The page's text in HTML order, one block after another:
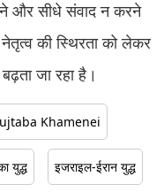
और सीधे संवाद न करने
की स्थिरता को लेकर
जा रहा है।
Khamenei
युद्ध इजराइल-ईरान युद्ध